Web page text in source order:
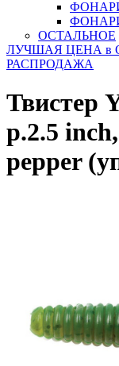
ОСТАЛЬНОЕ
ЛУЧШАЯ ЦЕНА в
РАСПРОДАЖА
Твистер
р.2.5
pepper